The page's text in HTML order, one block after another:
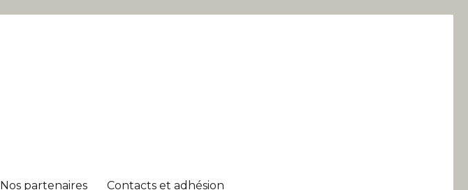
Nos partenaires Contacts et adhésion